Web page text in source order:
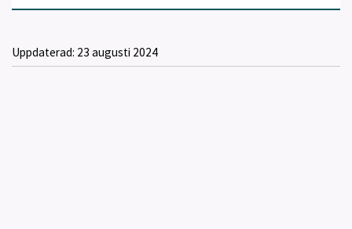
Uppdaterad: 23 augusti 2024